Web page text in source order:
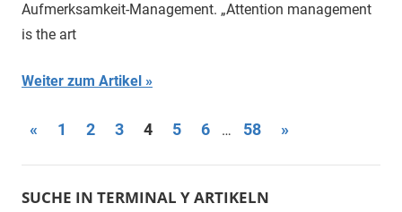
Aufmerksamkeit-Management. „Attention management
is the art
Weiter zum Artikel
Beitragsnavigation
« Vorherige
1 2 3 4 5 6 … 58
Nächste
»
SUCHE IN TERMINAL Y ARTIKELN